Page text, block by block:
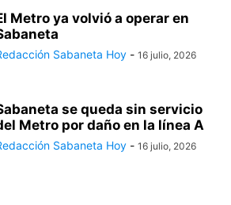
Metro ya volvió a operar en
Sabaneta Hoy - 16 julio, 2026
se queda sin servicio
Metro por daño en la línea A
Sabaneta Hoy - 16 julio, 2026